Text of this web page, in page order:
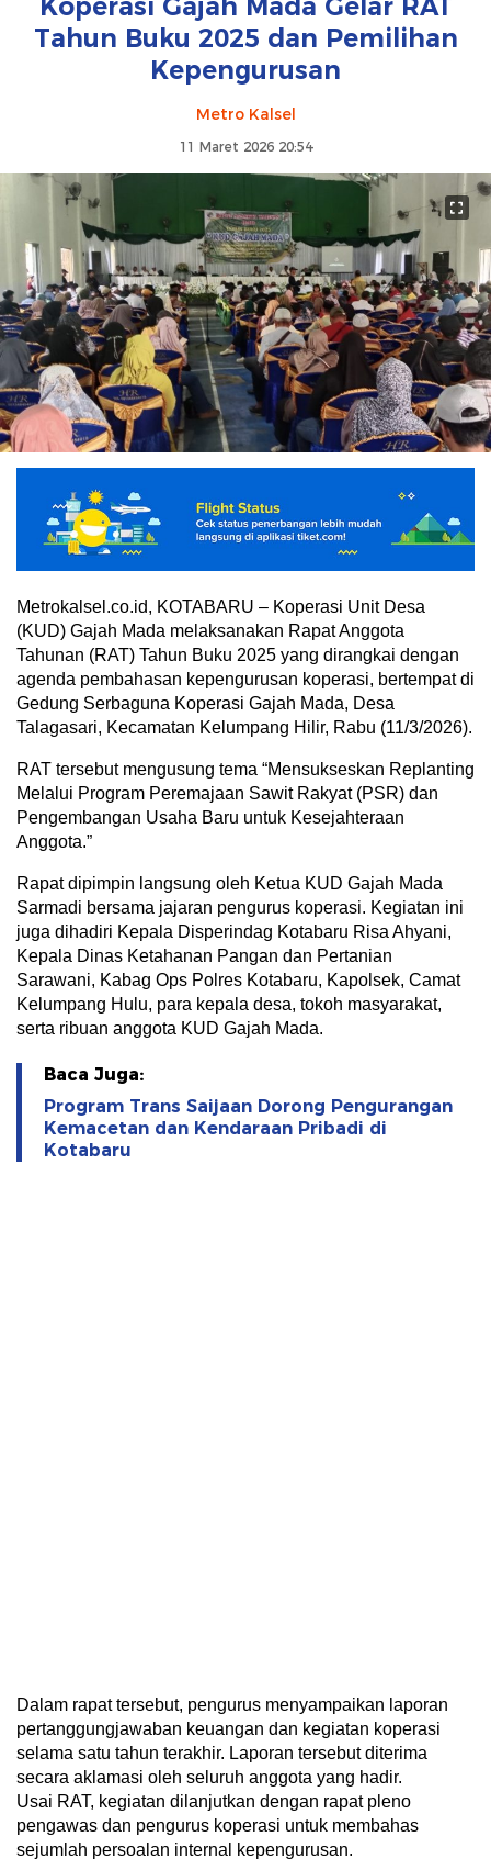
Koperasi Gajah Mada Gelar RAT
Tahun Buku 2025 dan Pemilihan
Kepengurusan
Metro Kalsel
11 Maret 2026 20:54
Metrokalsel.co.id, KOTABARU – Koperasi Unit Desa
(KUD) Gajah Mada melaksanakan Rapat Anggota
Tahunan (RAT) Tahun Buku 2025 yang dirangkai dengan
agenda pembahasan kepengurusan koperasi, bertempat di
Gedung Serbaguna Koperasi Gajah Mada, Desa
Talagasari, Kecamatan Kelumpang Hilir, Rabu (11/3/2026).
RAT tersebut mengusung tema “Mensukseskan Replanting
Melalui Program Peremajaan Sawit Rakyat (PSR) dan
Pengembangan Usaha Baru untuk Kesejahteraan
Anggota.”
Rapat dipimpin langsung oleh Ketua KUD Gajah Mada
Sarmadi bersama jajaran pengurus koperasi. Kegiatan ini
juga dihadiri Kepala Disperindag Kotabaru Risa Ahyani,
Kepala Dinas Ketahanan Pangan dan Pertanian
Sarawani, Kabag Ops Polres Kotabaru, Kapolsek, Camat
Kelumpang Hulu, para kepala desa, tokoh masyarakat,
serta ribuan anggota KUD Gajah Mada.
Baca Juga:
Program Trans Saijaan Dorong Pengurangan
Kemacetan dan Kendaraan Pribadi di
Kotabaru
Dalam rapat tersebut, pengurus menyampaikan laporan
pertanggungjawaban keuangan dan kegiatan koperasi
selama satu tahun terakhir. Laporan tersebut diterima
secara aklamasi oleh seluruh anggota yang hadir.
Usai RAT, kegiatan dilanjutkan dengan rapat pleno
pengawas dan pengurus koperasi untuk membahas
sejumlah persoalan internal kepengurusan.